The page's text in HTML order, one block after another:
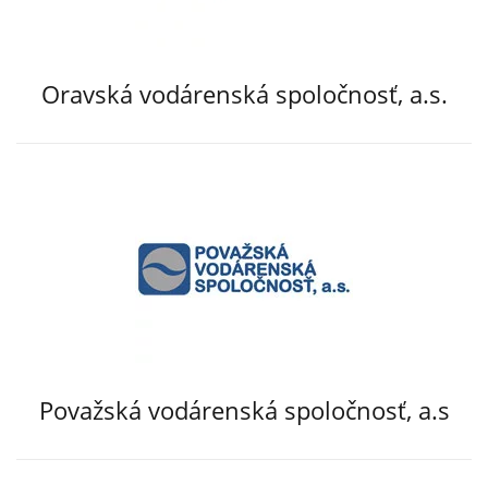
Oravská vodárenská spoločnosť, a.s.
Považská vodárenská spoločnosť, a.s